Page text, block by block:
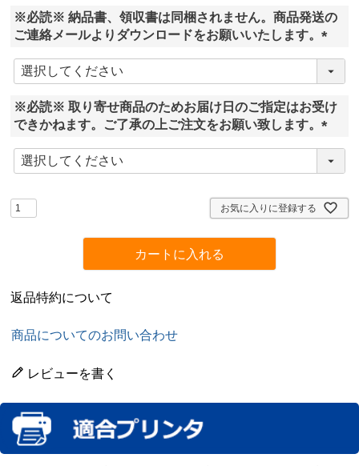
)
※必読※ 納品書、領収書は同梱されません。商品発送の
ご連絡メールよりダウンロードをお願いいたします。
(
必
)
※必読※ 取り寄せ商品のためお届け日のご指定はお受け
できかねます。ご了承の上ご注文をお願い致します。
(
必
)
お気に入りに登録する
カートに入れる
返品特約について
商品についてのお問い合わせ
レビューを書く